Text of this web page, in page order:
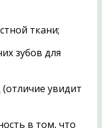
ткани;
зубов для
увидит
в том, что